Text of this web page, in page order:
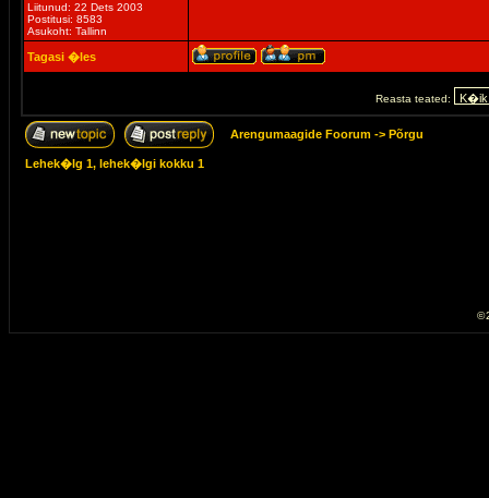
Liitunud: 22 Dets 2003
Postitusi: 8583
Asukoht: Tallinn
Tagasi �les
Reasta teated:
Arengumaagide Foorum -> Põrgu
Lehek�lg 1, lehek�lgi kokku 1
©